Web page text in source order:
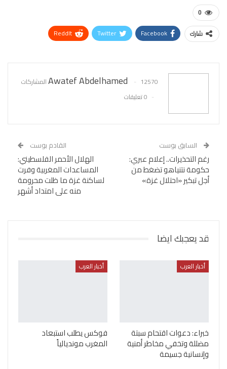
0
شارك Facebook
Twitter
ReddIt
Awatef Abdelhamed
12570 المشاركات
0 تعليقات
السابق بوست
رغم التحذيرات.. إعلام عبري:
حكومة نتنياهو تضغط من
أجل تبكير «احتلال غزة»
القادم بوست
الهلال الأحمر الفلسطيني:
المساعدات المغربية وفرت
لساكنة غزة ما ظلت محرومة
منه على امتداد أشهر
قد يعجبك ايضا
أخبار العرب
خبراء: دعوات اقتحام سبتة
مضللة وتخفي مخاطر أمنية
وإنسانية جسيمة
أخبار العرب
فوكس يطلب استبعاد
المغرب مونديالياً